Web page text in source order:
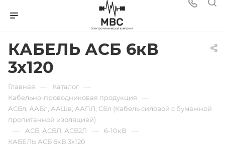
КАБЕЛЬ АСБ 6кВ
3х120
Главная — Каталог —
Кабельно-проводниковая продукция —
АСБл, ААБл, ААШв, ААПЛ, СБл (Кабель силовой с бумажной
пропитанной изоляцией)
— АСБ, АСБЛ, АСБ2Л — 6-10кВ —
КАБЕЛЬ АСБ 6кВ 3х120